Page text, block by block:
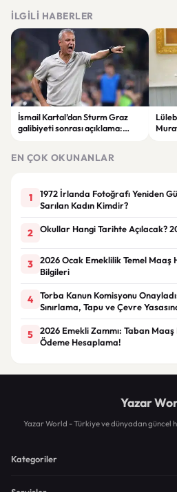
İLGILI HABERLER
İsmail Kartal’dan Sturm Graz
galibiyeti sonrası açıklama:
EN ÇOK OKUNANLAR
1
1972 İrlanda Fotoğrafı Yeniden
Sarılan Kadın Kimdir?
2 Okullar Hangi Tarihte Açılacak?
3
2026 Ocak Emeklilik Temel Maaş
Bilgileri
4
Torba Kanun Komisyonu
Sınırlama, Tapu ve Çevre
5
2026 Emekli Zammı: Taban
Ödeme Hesaplama!
Yazar
Yazar World - Türkiye ve dünyadan güncel
Kategoriler